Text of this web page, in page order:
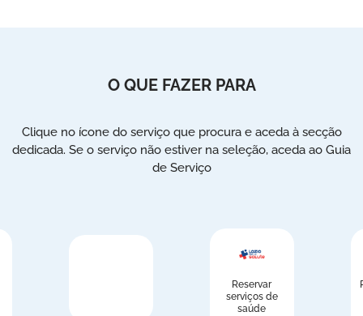
O QUE FAZER PARA
Clique no ícone do serviço que procura e aceda à secção
dedicada. Se o serviço não estiver na seleção, aceda ao Guia
de Serviço
Reservar
serviços de
saúde